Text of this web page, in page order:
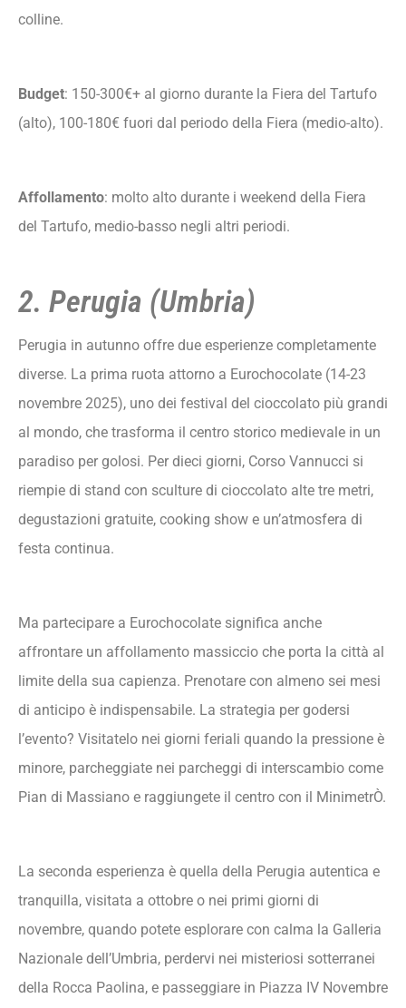
colline.
Budget: 150-300€+ al giorno durante la Fiera del Tartufo
(alto), 100-180€ fuori dal periodo della Fiera (medio-alto).
Affollamento: molto alto durante i weekend della Fiera
del Tartufo, medio-basso negli altri periodi.
2. Perugia (Umbria)
Perugia in autunno offre due esperienze completamente
diverse. La prima ruota attorno a Eurochocolate (14-23
novembre 2025), uno dei festival del cioccolato più grandi
al mondo, che trasforma il centro storico medievale in un
paradiso per golosi. Per dieci giorni, Corso Vannucci si
riempie di stand con sculture di cioccolato alte tre metri,
degustazioni gratuite, cooking show e un’atmosfera di
festa continua.
Ma partecipare a Eurochocolate significa anche
affrontare un affollamento massiccio che porta la città al
limite della sua capienza. Prenotare con almeno sei mesi
di anticipo è indispensabile. La strategia per godersi
l’evento? Visitatelo nei giorni feriali quando la pressione è
minore, parcheggiate nei parcheggi di interscambio come
Pian di Massiano e raggiungete il centro con il MinimetrÒ.
La seconda esperienza è quella della Perugia autentica e
tranquilla, visitata a ottobre o nei primi giorni di
novembre, quando potete esplorare con calma la Galleria
Nazionale dell’Umbria, perdervi nei misteriosi sotterranei
della Rocca Paolina, e passeggiare in Piazza IV Novembre